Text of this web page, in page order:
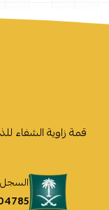
قمة زاوية الشفاء
السجل